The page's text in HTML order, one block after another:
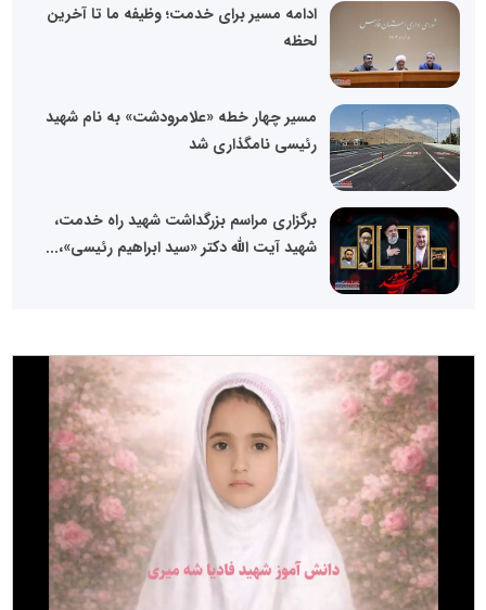
ادامه مسیر برای خدمت؛ وظیفه ما تا آخرین
لحظه
مسیر چهار خطه «علامرودشت» به نام شهید
رئیسی نامگذاری شد
برگزاری مراسم بزرگداشت شهید راه خدمت،
شهید آیت الله دکتر «سید ابراهیم رئیسی»،...